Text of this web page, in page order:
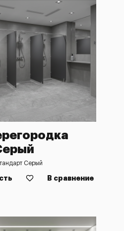
Серый
В сравнение